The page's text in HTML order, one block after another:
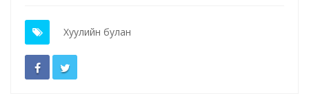
Хуулийн булан